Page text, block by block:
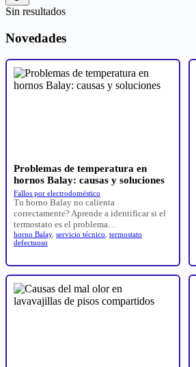
Sin resultados
Novedades
Problemas de temperatura en
hornos Balay: causas y soluciones
Fallos por electrodoméstico
Tu horno Balay no calienta
correctamente? Aprende a identificar si el
termostato es el problema…
horno Balay, servicio técnico termostato
defectuoso